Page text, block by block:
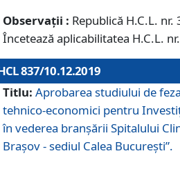
Observații : Republică H.C.L.
Încetează aplicabilitatea H.C.L.
837/10.12.2019
Titlu: Aprobarea studiului de
tehnico-economici pentru
în vederea branșării Spitalului
Brașov - sediul Calea București”.